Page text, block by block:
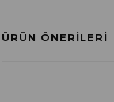
Havale ile Ödeme
ÜRÜN ÖNERILERI